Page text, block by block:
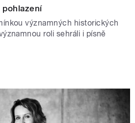
pohlazení
významných historických
roli sehráli i písně